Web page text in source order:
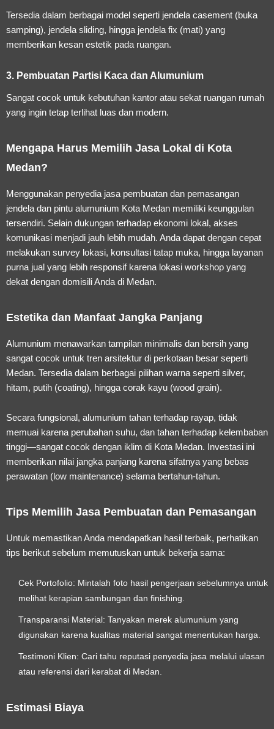
Tersedia dalam berbagai model seperti jendela casement (buka
samping), jendela sliding, hingga jendela fix (mati) yang
memberikan kesan estetik pada ruangan.
3. Pembuatan Partisi Kaca dan Alumunium
Sangat cocok untuk kebutuhan kantor atau sekat ruangan rumah
yang ingin tetap terlihat luas dan modern.
Mengapa Harus Memilih Jasa Lokal di Kota
Medan?
Menggunakan penyedia jasa pembuatan dan pemasangan
jendela dan pintu alumunium Kota Medan memiliki keunggulan
tersendiri. Selain dukungan terhadap ekonomi lokal, akses
komunikasi menjadi jauh lebih mudah. Anda dapat dengan cepat
melakukan survey lokasi, konsultasi tatap muka, hingga layanan
purna jual yang lebih responsif karena lokasi workshop yang
dekat dengan domisili Anda di Medan.
Estetika dan Manfaat Jangka Panjang
Alumunium menawarkan tampilan minimalis dan bersih yang
sangat cocok untuk tren arsitektur di perkotaan besar seperti
Medan. Tersedia dalam berbagai pilihan warna seperti silver,
hitam, putih (coating), hingga corak kayu (wood grain).
Secara fungsional, alumunium tahan terhadap rayap, tidak
memuai karena perubahan suhu, dan tahan terhadap kelembaban
tinggi—sangat cocok dengan iklim di Kota Medan. Investasi ini
memberikan nilai jangka panjang karena sifatnya yang bebas
perawatan (low maintenance) selama bertahun-tahun.
Tips Memilih Jasa Pembuatan dan Pemasangan
Untuk memastikan Anda mendapatkan hasil terbaik, perhatikan
tips berikut sebelum memutuskan untuk bekerja sama:
Cek Portofolio: Mintalah foto hasil pengerjaan sebelumnya untuk
melihat kerapian sambungan dan finishing.
Transparansi Material: Tanyakan merek alumunium yang
digunakan karena kualitas material sangat menentukan harga.
Testimoni Klien: Cari tahu reputasi penyedia jasa melalui ulasan
atau referensi dari kerabat di Medan.
Estimasi Biaya